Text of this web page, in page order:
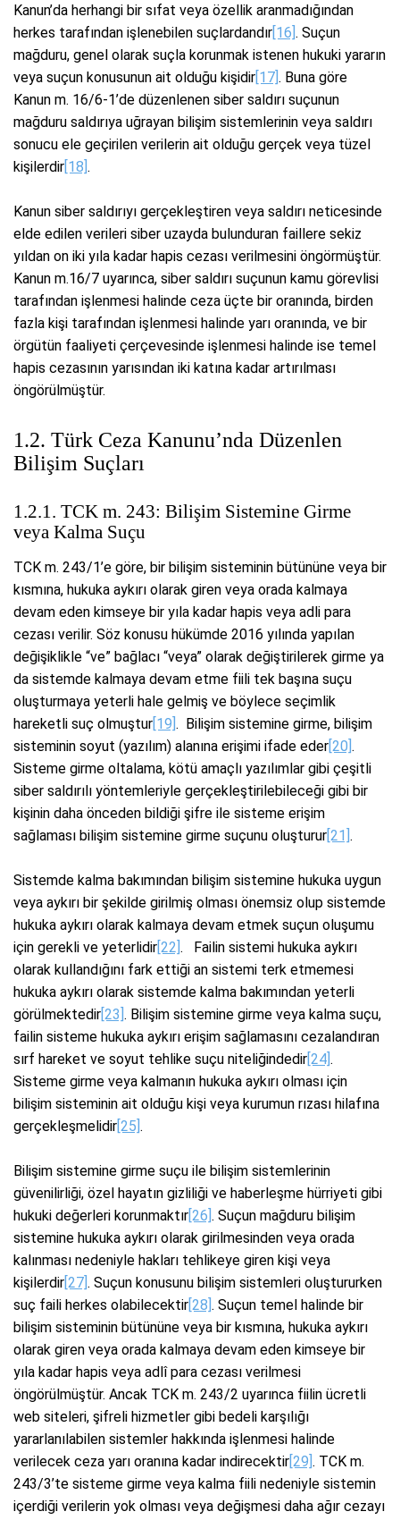
Kanun’da herhangi bir sıfat veya özellik aranmadığından
herkes tarafından işlenebilen suçlardandır[16] . Suçun
mağduru, genel olarak suçla korunmak istenen hukuki yararın
veya suçun konusunun ait olduğu kişidir[17] . Buna göre
Kanun m. 16/6-1’de düzenlenen siber saldırı suçunun
mağduru saldırıya uğrayan bilişim sistemlerinin veya saldırı
sonucu ele geçirilen verilerin ait olduğu gerçek veya tüzel
kişilerdir[18] .
Kanun siber saldırıyı gerçekleştiren veya saldırı neticesinde
elde edilen verileri siber uzayda bulunduran faillere sekiz
yıldan on iki yıla kadar hapis cezası verilmesini öngörmüştür.
Kanun m.16/7 uyarınca, siber saldırı suçunun kamu görevlisi
tarafından işlenmesi halinde ceza üçte bir oranında, birden
fazla kişi tarafından işlenmesi halinde yarı oranında, ve bir
örgütün faaliyeti çerçevesinde işlenmesi halinde ise temel
hapis cezasının yarısından iki katına kadar artırılması
öngörülmüştür.
1.2. Türk Ceza Kanunu’nda Düzenlen
Bilişim Suçları
1.2.1. TCK m. 243: Bilişim Sistemine Girme
veya Kalma Suçu
TCK m. 243/1’e göre, bir bilişim sisteminin bütününe veya bir
kısmına, hukuka aykırı olarak giren veya orada kalmaya
devam eden kimseye bir yıla kadar hapis veya adli para
cezası verilir. Söz konusu hükümde 2016 yılında yapılan
değişiklikle “ve” bağlacı “veya” olarak değiştirilerek girme ya
da sistemde kalmaya devam etme fiili tek başına suçu
oluşturmaya yeterli hale gelmiş ve böylece seçimlik
hareketli suç olmuştur[19] . Bilişim sistemine girme, bilişim
sisteminin soyut (yazılım) alanına erişimi ifade eder[20] .
Sisteme girme oltalama, kötü amaçlı yazılımlar gibi çeşitli
siber saldırılı yöntemleriyle gerçekleştirilebileceği gibi bir
kişinin daha önceden bildiği şifre ile sisteme erişim
sağlaması bilişim sistemine girme suçunu oluşturur[21] .
Sistemde kalma bakımından bilişim sistemine hukuka uygun
veya aykırı bir şekilde girilmiş olması önemsiz olup sistemde
hukuka aykırı olarak kalmaya devam etmek suçun oluşumu
için gerekli ve yeterlidir[22] . Failin sistemi hukuka aykırı
olarak kullandığını fark ettiği an sistemi terk etmemesi
hukuka aykırı olarak sistemde kalma bakımından yeterli
görülmektedir[23] . Bilişim sistemine girme veya kalma suçu,
failin sisteme hukuka aykırı erişim sağlamasını cezalandıran
sırf hareket ve soyut tehlike suçu niteliğindedir[24] .
Sisteme girme veya kalmanın hukuka aykırı olması için
bilişim sisteminin ait olduğu kişi veya kurumun rızası hilafına
gerçekleşmelidir[25] .
Bilişim sistemine girme suçu ile bilişim sistemlerinin
güvenilirliği, özel hayatın gizliliği ve haberleşme hürriyeti gibi
hukuki değerleri korunmaktır[26] . Suçun mağduru bilişim
sistemine hukuka aykırı olarak girilmesinden veya orada
kalınması nedeniyle hakları tehlikeye giren kişi veya
kişilerdir[27] . Suçun konusunu bilişim sistemleri oluştururken
suç faili herkes olabilecektir[28] . Suçun temel halinde bir
bilişim sisteminin bütününe veya bir kısmına, hukuka aykırı
olarak giren veya orada kalmaya devam eden kimseye bir
yıla kadar hapis veya adlî para cezası verilmesi
öngörülmüştür. Ancak TCK m. 243/2 uyarınca fiilin ücretli
web siteleri, şifreli hizmetler gibi bedeli karşılığı
yararlanılabilen sistemler hakkında işlenmesi halinde
verilecek ceza yarı oranına kadar indirecektir[29] . TCK m.
243/3’te sisteme girme veya kalma fiili nedeniyle sistemin
içerdiği verilerin yok olması veya değişmesi daha ağır cezayı